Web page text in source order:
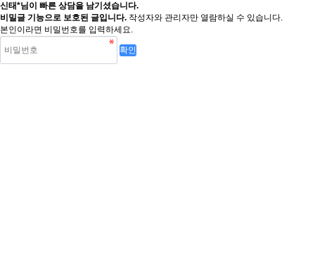
신태*님이 빠른 상담을 남기셨습니다.
비밀글 기능으로 보호된 글입니다. 작성자와 관리자만 열람하실 수 있습니다.
본인이라면 비밀번호를 입력하세요.